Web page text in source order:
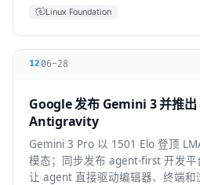
Linux Foundation
12 06-28
Google 发布 Gemini 3 并推
Antigravity
Gemini 3 Pro 以 1501 Elo 登顶
模态；同步发布 agent-first 开发平
让 agent 直接驱动编辑器、终端和